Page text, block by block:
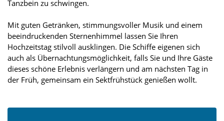
Tanzbein zu schwingen.
Mit guten Getränken, stimmungsvoller Musik und einem
beeindruckenden Sternenhimmel lassen Sie Ihren
Hochzeitstag stilvoll ausklingen. Die Schiffe eigenen sich
auch als Übernachtungsmöglichkeit, falls Sie und Ihre Gäste
dieses schöne Erlebnis verlängern und am nächsten Tag in
der Früh, gemeinsam ein Sektfrühstück genießen wollt.